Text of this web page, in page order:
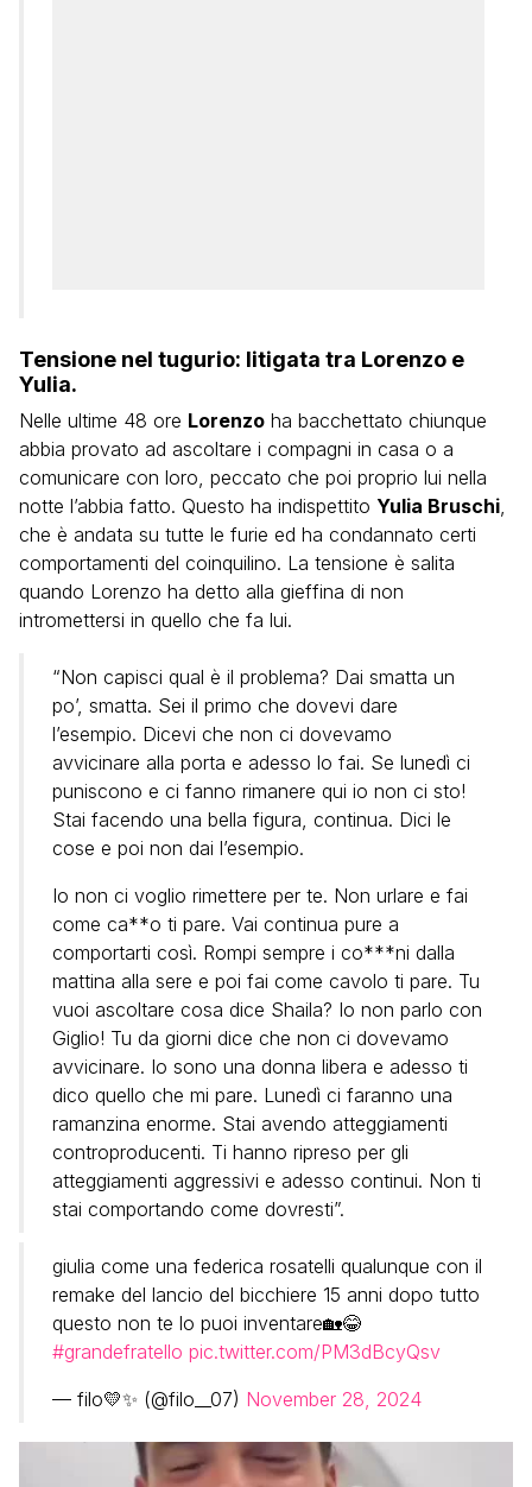
Tensione nel tugurio: litigata tra Lorenzo e
Yulia.
Nelle ultime 48 ore Lorenzo ha bacchettato chiunque
abbia provato ad ascoltare i compagni in casa o a
comunicare con loro, peccato che poi proprio lui nella
notte l’abbia fatto. Questo ha indispettito Yulia Bruschi,
che è andata su tutte le furie ed ha condannato certi
comportamenti del coinquilino. La tensione è salita
quando Lorenzo ha detto alla gieffina di non
intromettersi in quello che fa lui.
“Non capisci qual è il problema? Dai smatta un
po’, smatta. Sei il primo che dovevi dare
l’esempio. Dicevi che non ci dovevamo
avvicinare alla porta e adesso lo fai. Se lunedì ci
puniscono e ci fanno rimanere qui io non ci sto!
Stai facendo una bella figura, continua. Dici le
cose e poi non dai l’esempio.
Io non ci voglio rimettere per te. Non urlare e fai
come ca**o ti pare. Vai continua pure a
comportarti così. Rompi sempre i co***ni dalla
mattina alla sere e poi fai come cavolo ti pare. Tu
vuoi ascoltare cosa dice Shaila? Io non parlo con
Giglio! Tu da giorni dice che non ci dovevamo
avvicinare. Io sono una donna libera e adesso ti
dico quello che mi pare. Lunedì ci faranno una
ramanzina enorme. Stai avendo atteggiamenti
controproducenti. Ti hanno ripreso per gli
atteggiamenti aggressivi e adesso continui. Non ti
stai comportando come dovresti”.
giulia come una federica rosatelli qualunque con il
remake del lancio del bicchiere 15 anni dopo tutto
questo non te lo puoi inventare🏡😂
#grandefratello pic.twitter.com/PM3dBcyQsv
— filo💛✨ (@filo__07) November 28, 2024